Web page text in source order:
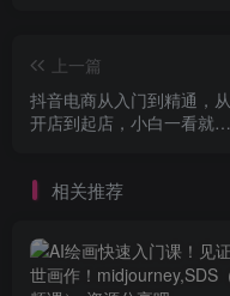
上一篇
抖音电商从入门到精通，从
开店到起店，小白一看就懂
相关推荐